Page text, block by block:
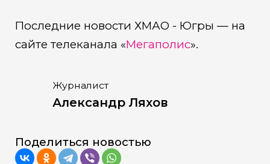
Последние новости ХМАО - Югры — на
сайте телеканала «Мегаполис».
Журналист
Александр Ляхов
Поделиться новостью